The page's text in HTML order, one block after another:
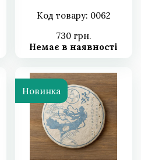
Код товару: 0062
730 грн.
Немає в наявності
Новинка